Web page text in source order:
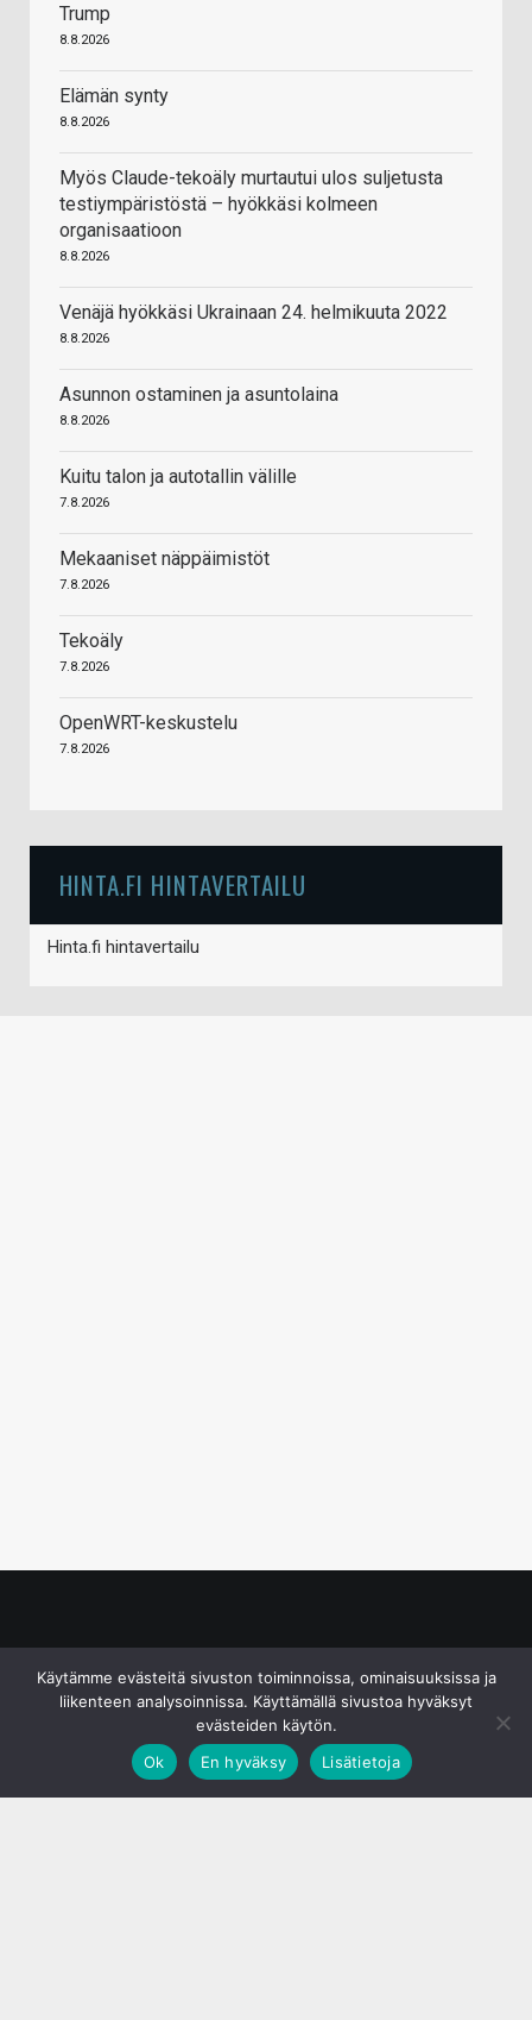
Trump
8.8.2026
Elämän synty
8.8.2026
Myös Claude-tekoäly murtautui ulos suljetusta
testiympäristöstä – hyökkäsi kolmeen
organisaatioon
8.8.2026
Venäjä hyökkäsi Ukrainaan 24. helmikuuta 2022
8.8.2026
Asunnon ostaminen ja asuntolaina
8.8.2026
Kuitu talon ja autotallin välille
7.8.2026
Mekaaniset näppäimistöt
7.8.2026
Tekoäly
7.8.2026
OpenWRT-keskustelu
7.8.2026
HINTA.FI HINTAVERTAILU
Hinta.fi hintavertailu
Käytämme evästeitä sivuston toiminnoissa, ominaisuuksissa ja
liikenteen analysoinnissa. Käyttämällä sivustoa hyväksyt
evästeiden käytön.
Ok
En hyväksy Lisätietoja